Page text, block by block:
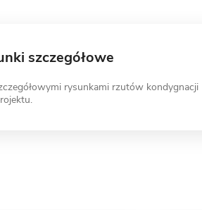
szczegółowe
rysunkami rzutów kondygnacji